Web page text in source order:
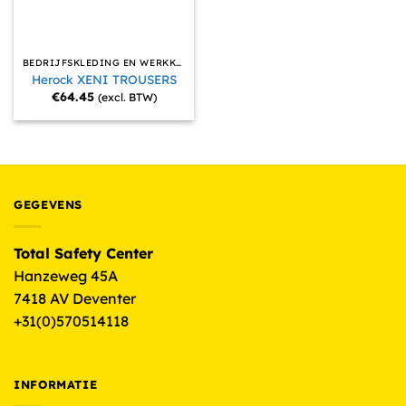
BEDRIJFSKLEDING EN WERKKLEDING
Herock XENI TROUSERS
€64.45 (excl. BTW)
GEGEVENS
Total Safety Center
Hanzeweg 45A
7418 AV Deventer
+31(0)570514118
INFORMATIE